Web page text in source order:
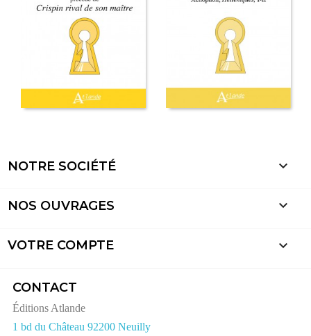
NOTRE SOCIÉTÉ 
NOS OUVRAGES 
VOTRE COMPTE 
CONTACT
Éditions Atlande
1 bd du Château 92200 Neuilly